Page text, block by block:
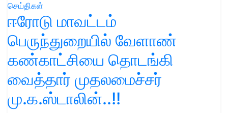
செய்திகள்
ஈரோடு மாவட்டம்
பெருந்துறையில் வேளாண்
கண்காட்சியை தொடங்கி
வைத்தார் முதலமைச்சர்
மு.க.ஸ்டாலின்..!!